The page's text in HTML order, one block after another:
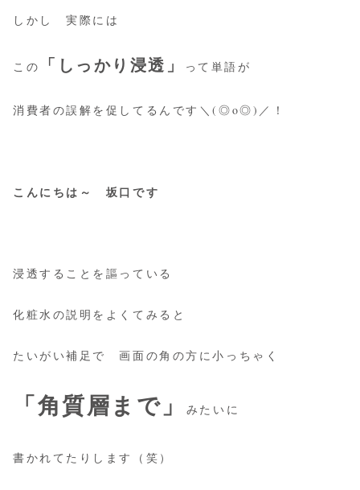
しかし 実際には
この 「しっかり浸透」 って単語が
消費者の誤解を促してるんです＼(◎o◎)／！
こんにちは～ 坂口です
浸透することを謳っている
化粧水の説明をよくてみると
たいがい補足で 画面の角の方に小っちゃく
「角質層まで」 みたいに
書かれてたりします（笑）